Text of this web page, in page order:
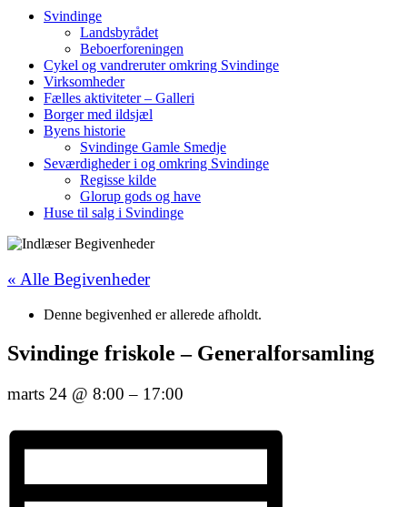
Svindinge
Landsbyrådet
Beboerforeningen
Cykel og vandreruter omkring Svindinge
Virksomheder
Fælles aktiviteter – Galleri
Borger med ildsjæl
Byens historie
Svindinge Gamle Smedje
Seværdigheder i og omkring Svindinge
Regisse kilde
Glorup gods og have
Huse til salg i Svindinge
« Alle Begivenheder
Denne begivenhed er allerede afholdt.
Svindinge friskole – Generalforsamling
marts 24 @ 8:00– 17:00